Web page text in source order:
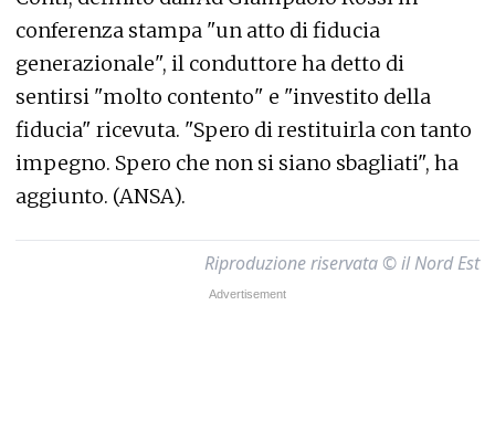
conferenza stampa "un atto di fiducia
generazionale", il conduttore ha detto di
sentirsi "molto contento" e "investito della
fiducia" ricevuta. "Spero di restituirla con tanto
impegno. Spero che non si siano sbagliati", ha
aggiunto. (ANSA).
Riproduzione riservata © il Nord Est